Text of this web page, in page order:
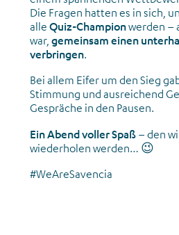
Die Fragen hatten es in sich,
alleQuiz-Championwerden –
war,gemeinsam einen
verbringen.
Bei allem Eifer um den Sieg
Stimmung und ausreichend
Gespräche in den Pausen.
Ein Abend voller Spaß – den
wiederholen werden… 😉
#WeAreSavencia